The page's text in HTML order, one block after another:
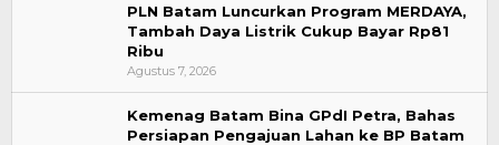
PLN Batam Luncurkan Program MERDAYA,
Tambah Daya Listrik Cukup Bayar Rp81
Ribu
Agustus 7, 2026
Kemenag Batam Bina GPdI Petra, Bahas
Persiapan Pengajuan Lahan ke BP Batam